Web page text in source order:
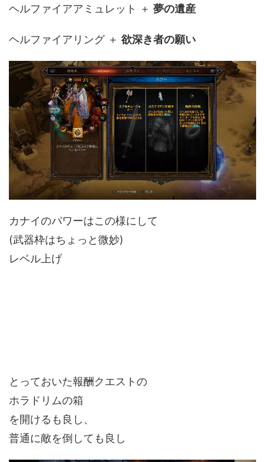
ヘルファイアアミュレット ＋ 夢の遺産
ヘルファイアリング ＋ 欲深き者の願い
カナイのパワーはこの様にして
(武器枠はちょっと微妙)
レベル上げ
とっておいた報酬クエストの
ホラドリムの箱
を開けるも良し、
普通に敵を倒しても良し